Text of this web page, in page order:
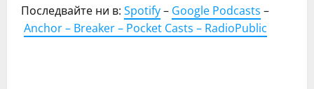
Последвайте ни в: Spotify– Google Podcasts –
Anchor – Breaker – Pocket Casts – RadioPublic